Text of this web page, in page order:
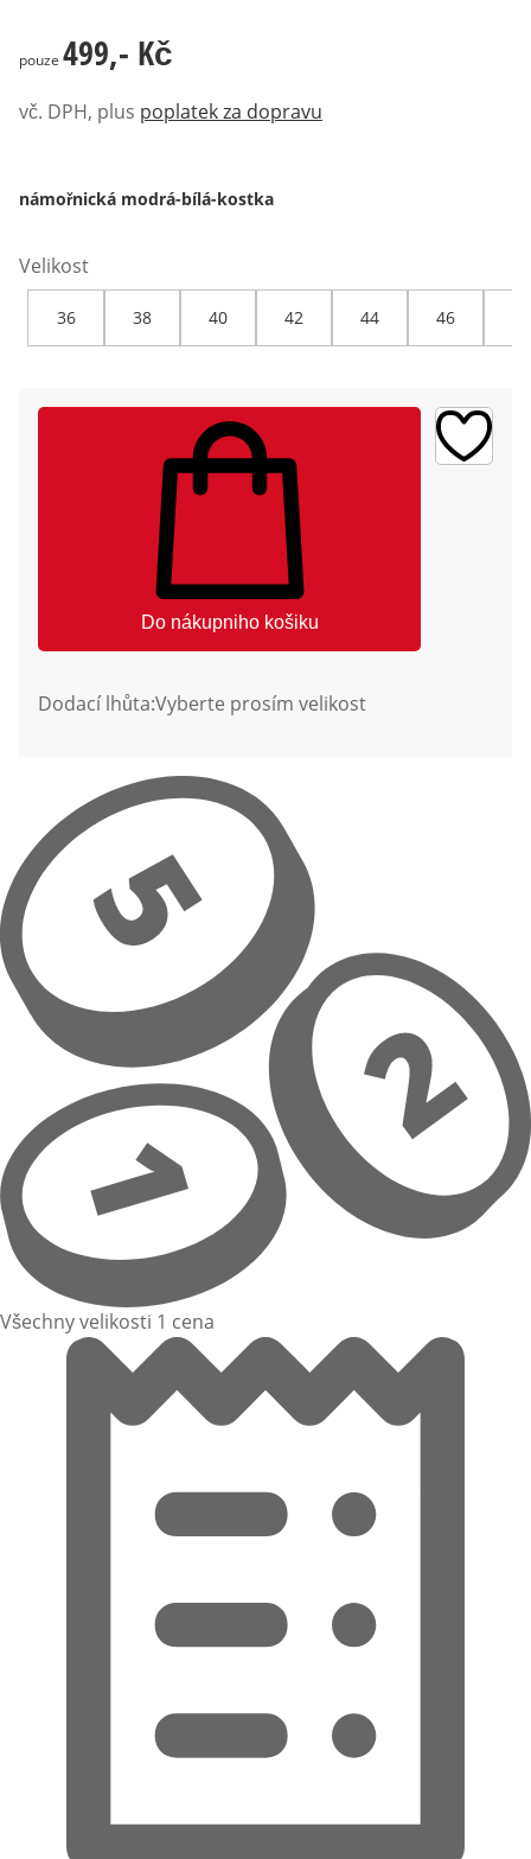
499,- Kč
pouze 499,- Kč
vč. DPH, plus poplatek za dopravu
námořnická modrá-bílá-kostka
Velikost
36 38 40 42 44 46
Do nákupniho košiku
Dodací lhůta:Vyberte prosím velikost
Všechny velikosti 1 cena